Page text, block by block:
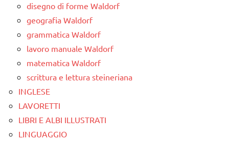
disegno di forme Waldorf
geografia Waldorf
grammatica Waldorf
lavoro manuale Waldorf
matematica Waldorf
scrittura e lettura steineriana
INGLESE
LAVORETTI
LIBRI E ALBI ILLUSTRATI
LINGUAGGIO